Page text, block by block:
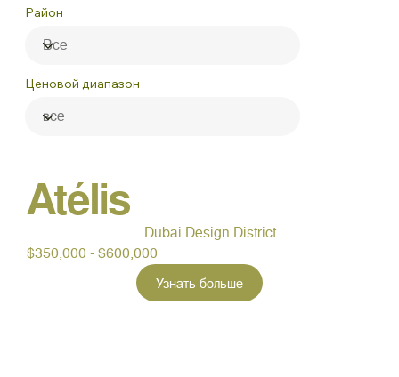
Район
Ценовой диапазон
Atélis
Dubai Design District
$350,000 - $600,000
Узнать больше